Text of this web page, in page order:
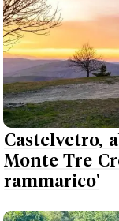
Castelvetro,
Monte Tre
rammarico'